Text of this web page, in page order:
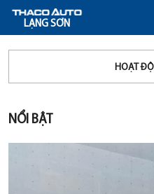
LẠNG SƠN
HOẠT
NỔI BẬT